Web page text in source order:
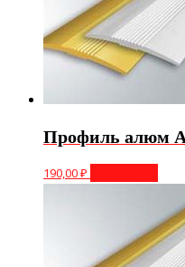
Профиль алюм
190,00₽